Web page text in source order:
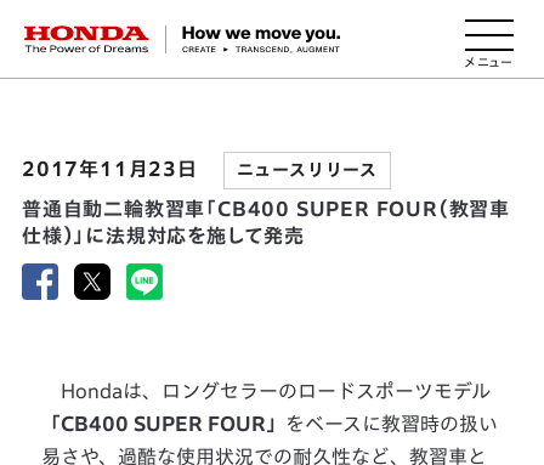
HONDA The Power of Dreams
2017年11月23日 ニュースリリース
普通自動二輪教習車「CB400 SUPER FOUR（教習車
仕様）」に法規対応を施して発売
Hondaは、ロングセラーのロードスポーツモデル
「CB400 SUPER FOUR」
をベースに教習時の扱い
易さや、過酷な使用状況での耐久性など、教習車と